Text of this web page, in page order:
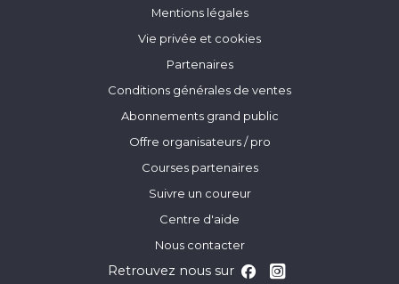
Mentions légales
Vie privée et cookies
Partenaires
Conditions générales de ventes
Abonnements grand public
Offre organisateurs / pro
Courses partenaires
Suivre un coureur
Centre d'aide
Nous contacter
Retrouvez nous sur